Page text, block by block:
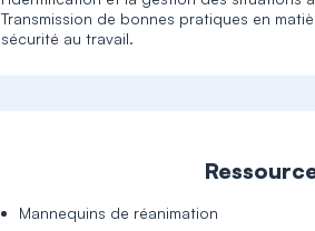
Transmission de bonnes pratiques en
sécurité au travail.
Mannequins de réanimation